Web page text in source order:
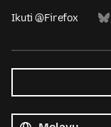
Ikuti @Firefox
bahasa
Bahasa